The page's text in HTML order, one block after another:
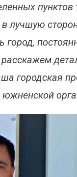
в лучшую
город,
городская